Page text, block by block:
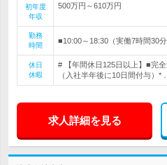
初年度
年収
500万円～610万円
勤務
時間
■10:00～18:30（実働7時間30分
休日
休暇
# 【年間休日125日以上】■完
（入社半年後に10日間付与）* …
求人詳細を見る